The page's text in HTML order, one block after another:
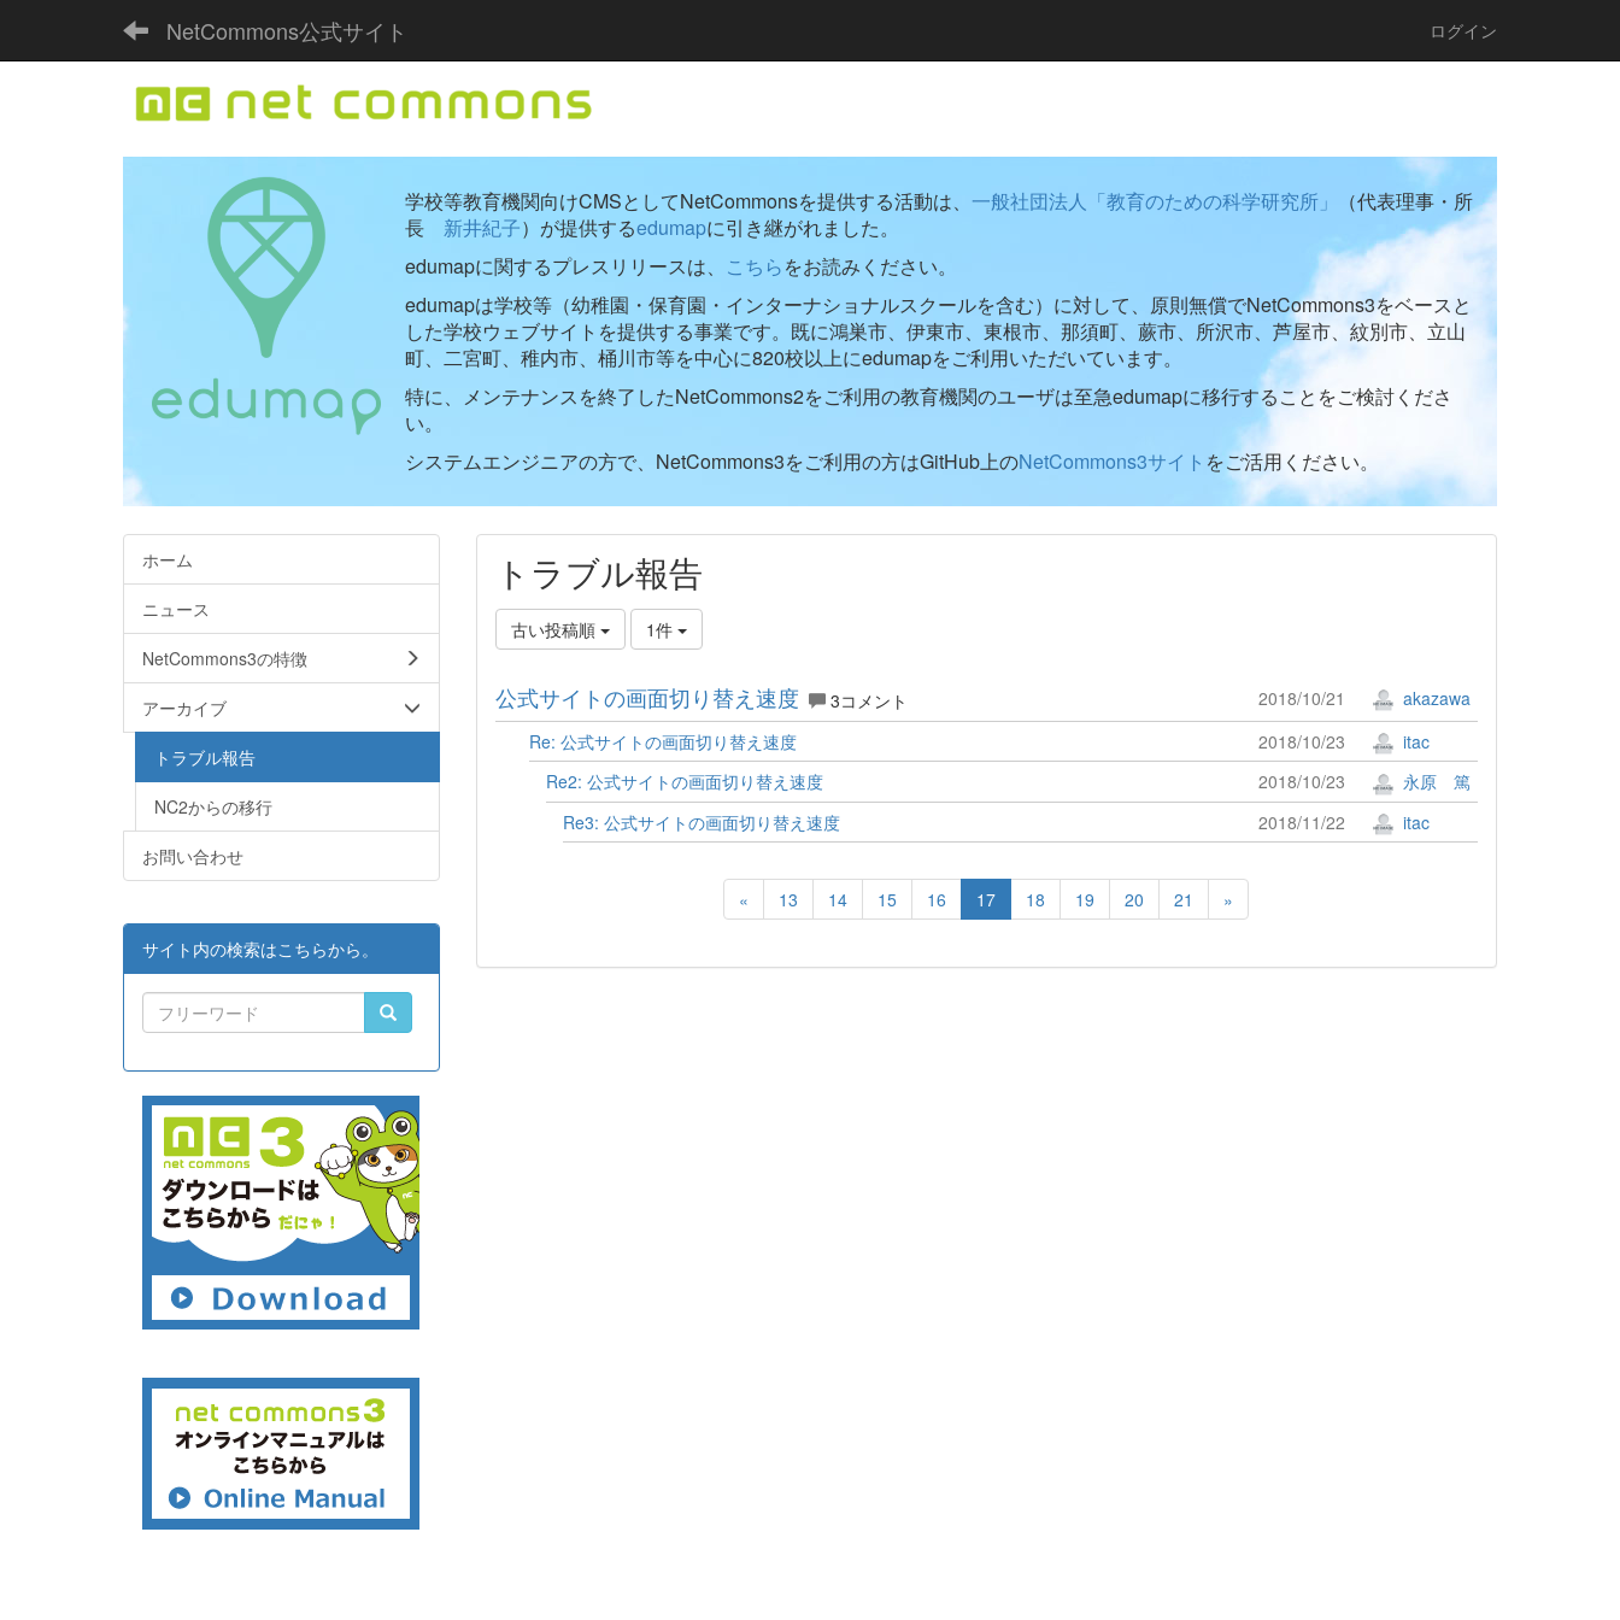
NetCommons公式サイト ログイン
学校等教育機関向けCMSとしてNetCommonsを提供する活動は、 一般社団法人「教育のための科学研究所」
（代表理事・所
長 新井紀子）が提供するedumapに引き継がれました。
edumapに関するプレスリリースは、 こちらをお読みください。
edumapは学校等（幼稚園・保育園・インターナショナルスクールを含む）に対して、原則無償でNetCommons3をベースと
した学校ウェブサイトを提供する事業です。既に鴻巣市、伊東市、東根市、那須町、蕨市、所沢市、芦屋市、紋別市、立山
町、二宮町、稚内市、桶川市等を中心に820校以上にedumapをご利用いただいています。
特に、メンテナンスを終了したNetCommons2をご利用の教育機関のユーザは至急edumapに移行することをご検討くださ
い。
システムエンジニアの方で、NetCommons3をご利用の方はGitHub上のNetCommons3サイト をご活用ください。
トラブル報告
古い投稿順 1件
公式サイトの画面切り替え速度 3コメント 2018/10/21
akazawa
Re: 公式サイトの画面切り替え速度
2018/10/23
itac
Re2: 公式サイトの画面切り替え速度
2018/10/23
永原 篤
Re3: 公式サイトの画面切り替え速度
2018/11/22 itac
« 13 14 15 16 17 18 19 20 21 »
ホーム
ニュース
NetCommons3の特徴
アーカイブ
トラブル報告
NC2からの移行
お問い合わせ
サイト内の検索はこちらから。